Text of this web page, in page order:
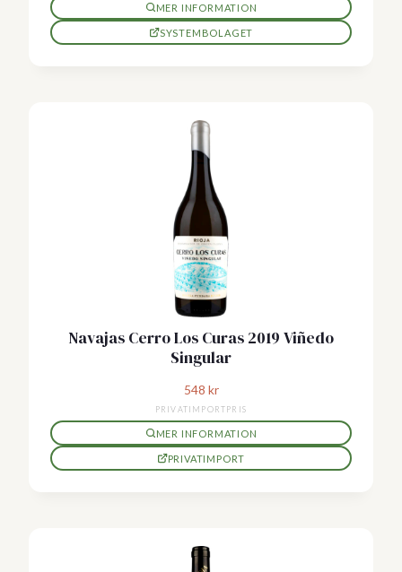
MER INFORMATION
SYSTEMBOLAGET
Navajas Cerro Los Curas 2019 Viñedo
Singular
548 kr
PRIVATIMPORTPRIS
MER INFORMATION
PRIVATIMPORT